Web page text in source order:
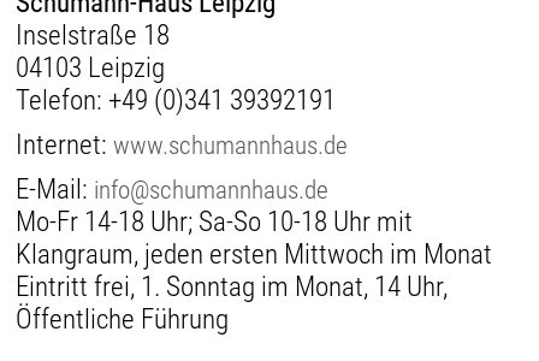
Inselstraße 18
04103 Leipzig
Telefon: +49 (0)341 39392191
Internet:www.schumannhaus.de
E-Mail: info@schumannhaus.de
Mo-Fr 14-18 Uhr; Sa-So 10-18 Uhr mit
Klangraum, jeden ersten Mittwoch im Monat
Eintritt frei, 1. Sonntag im Monat, 14 Uhr,
Öffentliche Führung